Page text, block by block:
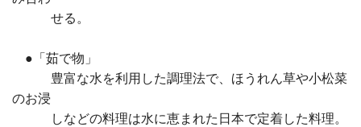
せる。
●「茹で物」
豊富な水を利用した調理法で、ほうれん草や小松菜
のお浸
しなどの料理は水に恵まれた日本で定着した料理。